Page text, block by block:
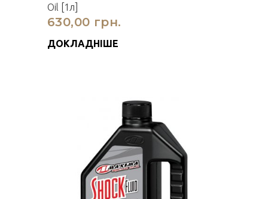
Oil [1л]
630,00 грн.
ДОКЛАДНІШЕ